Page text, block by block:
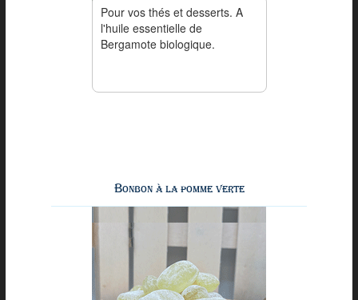
Pour vos thés et desserts. A
l'huile essentielle de
Bergamote biologique.
Bonbon à la pomme verte